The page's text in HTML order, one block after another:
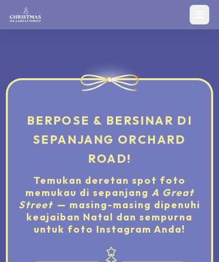
BERPOSE & BERSINAR DI
SEPANJANG ORCHARD
ROAD!
Temukan deretan spot foto
memukau di sepanjang A Great
Street — masing-masing dipenuhi
keajaiban Natal dan sempurna
untuk foto Instagram Anda!